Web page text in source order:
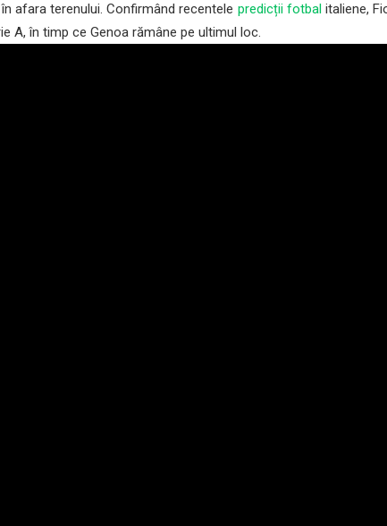
afara terenului. Confirmând recentele predicții fotbalitaliene,
A, în timp ce Genoa rămâne pe ultimul loc.